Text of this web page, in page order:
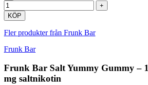
KÖP
Fler produkter från Frunk Bar
Frunk Bar
Frunk Bar Salt Yummy Gummy –
mg saltnikotin